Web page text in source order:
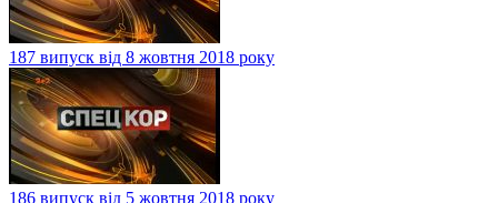
187 випуск від 8 жовтня 2018 року
186 випуск від 5 жовтня 2018 року